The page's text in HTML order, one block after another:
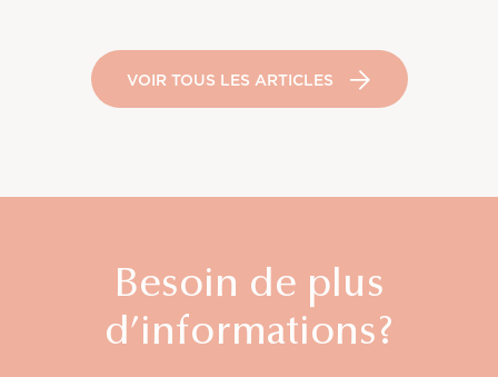
VOIR TOUS LES ARTICLES
Besoin de plus
d’informations?